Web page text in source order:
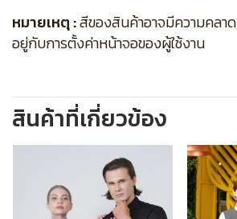
หมายเหตุ :สีของสินค้าอาจมีความคลา
อยู่กับการตั้งค่าหน้าจอของผู้ใช้งาน
สินค้าที่เกี่ยวข้อง